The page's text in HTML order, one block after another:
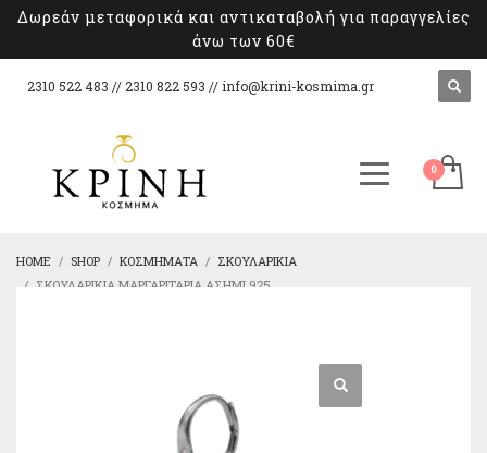
Δωρεάν μεταφορικά και αντικαταβολή για παραγγελίες
άνω των 60€
2310 522 483 // 2310 822 593 // info@krini-kosmima.gr
HOME SHOP ΚΟΣΜΉΜΑΤΑ
ΣΚΟΥΛΑΡΊΚΙΑ
ΣΚΟΥΛΑΡΊΚΙΑ ΜΑΡΓΑΡΙΤΆΡΙΑ ΑΣΉΜΙ 925